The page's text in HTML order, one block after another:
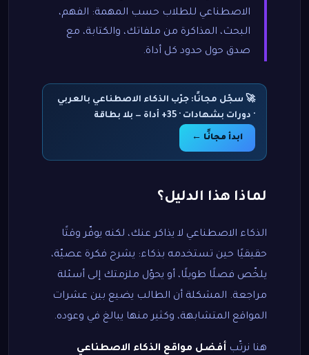
الاصطناعي للطلاب حسب المهمة: الفهم،
البحث، المذاكرة من ملفاتك، والكتابة، مع
صدق حول حدود كل أداة.
🚀 سجّل مجانًا: جرّب الذكاء الاصطناعي بالعربي
· دورات بشهادات · 35+ أداة — بلا بطاقة
ابدأ مجانًا ←
لماذا هذا الدليل؟
الذكاء الاصطناعي لا يذاكر عنك، لكنه يوفّر وقتًا
حقيقيًا حين تستخدمه بذكاء: يشرح فكرة عصيّة،
يلخّص فصلًا طويلًا، أو يحوّل ملزمتك إلى أسئلة
مراجعة. المشكلة أن الطالب يضيع بين عشرات
المواقع المتشابهة، وكثير منها يبالغ في وعوده.
هنا نرتّب أفضل مواقع الذكاء الاصطناعي